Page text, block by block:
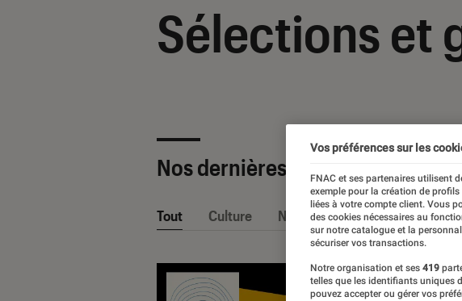
Sélections et
Nos dernières Sélections
Tout Culture Nos conseils Pop Culture
Vos préférences sur les
FNAC et ses partenaires utilisent
exemple pour la création de
liées à votre compte client. Vous
des cookies nécessaires au
sur notre catalogue et la
sécuriser vos transactions.
Notre organisation et ses 419
telles que les identifiants uniques
pouvez accepter ou gérer vos